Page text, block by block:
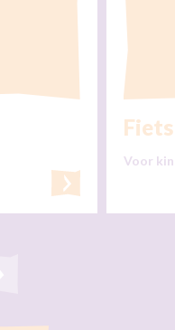
Fiets
Voor